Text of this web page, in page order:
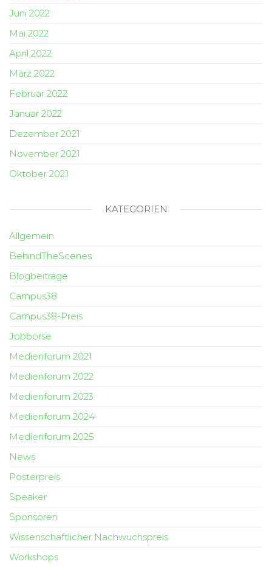
Juni 2022
Mai 2022
April 2022
März 2022
Februar 2022
Januar 2022
Dezember 2021
November 2021
Oktober 2021
KATEGORIEN
Allgemein
BehindTheScenes
Blogbeiträge
Campus38
Campus38-Preis
Jobbörse
Medienforum 2021
Medienforum 2022
Medienforum 2023
Medienforum 2024
Medienforum 2025
News
Posterpreis
Speaker
Sponsoren
Wissenschaftlicher Nachwuchspreis
Workshops